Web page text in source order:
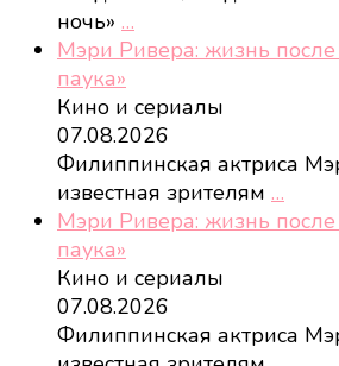
ночь» …
Мэри Ривера: жизнь
паука»
Кино и сериалы
07.08.2026
Филиппинская актриса
известная зрителям …
Мэри Ривера: жизнь
паука»
Кино и сериалы
07.08.2026
Филиппинская актриса